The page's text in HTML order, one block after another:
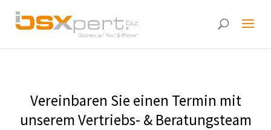
Vereinbaren Sie einen Termin mit
unserem Vertriebs- & Beratungsteam